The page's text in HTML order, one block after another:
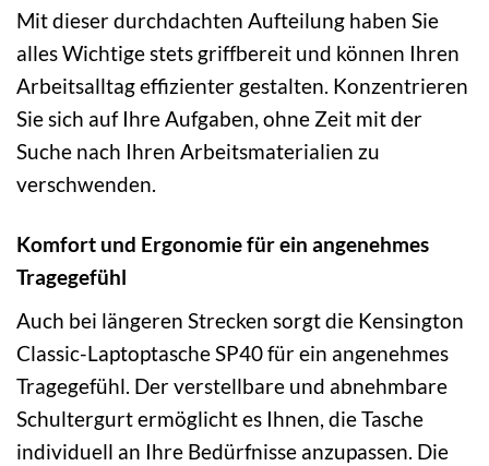
Mit dieser durchdachten Aufteilung haben Sie
alles Wichtige stets griffbereit und können Ihren
Arbeitsalltag effizienter gestalten. Konzentrieren
Sie sich auf Ihre Aufgaben, ohne Zeit mit der
Suche nach Ihren Arbeitsmaterialien zu
verschwenden.
Komfort und Ergonomie für ein angenehmes
Tragegefühl
Auch bei längeren Strecken sorgt die Kensington
Classic-Laptoptasche SP40 für ein angenehmes
Tragegefühl. Der verstellbare und abnehmbare
Schultergurt ermöglicht es Ihnen, die Tasche
individuell an Ihre Bedürfnisse anzupassen. Die